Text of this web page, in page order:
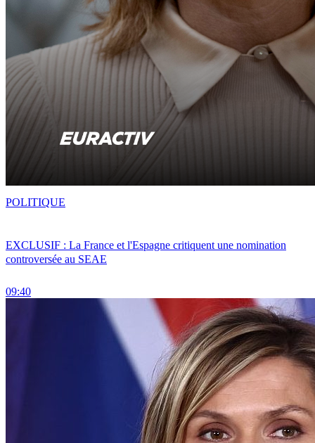
EXCLUSIF : La France et l'Espagne critiquent une nomination
controversée au SEAE
09:40
POLITIQUE